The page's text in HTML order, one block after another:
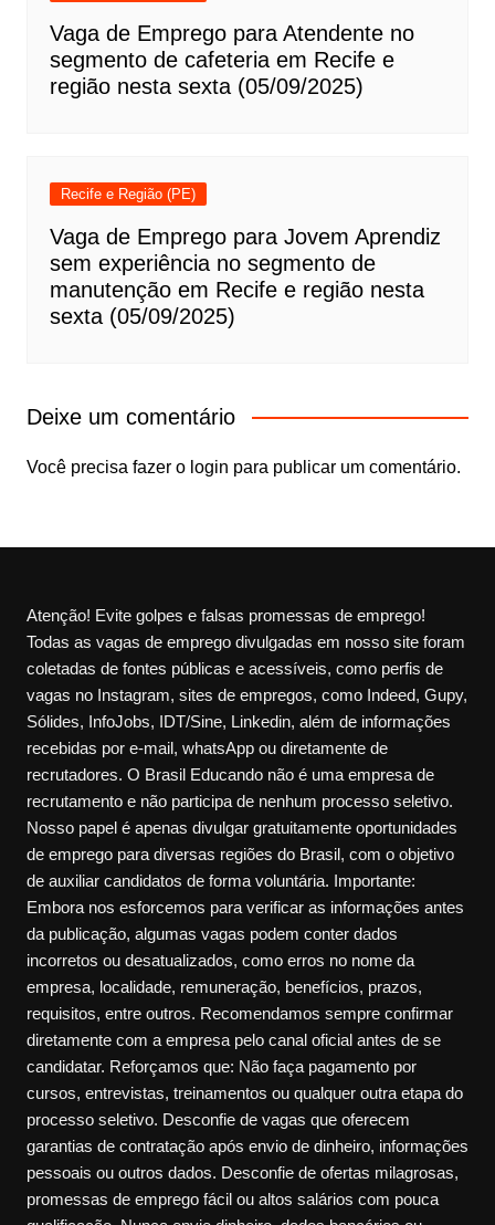
Vaga de Emprego para Atendente no
segmento de cafeteria em Recife e
região nesta sexta (05/09/2025)
Recife e Região (PE)
Vaga de Emprego para Jovem Aprendiz
sem experiência no segmento de
manutenção em Recife e região nesta
sexta (05/09/2025)
Deixe um comentário
Você precisa fazer o login para publicar um comentário.
Atenção! Evite golpes e falsas promessas de emprego!
Todas as vagas de emprego divulgadas em nosso site foram
coletadas de fontes públicas e acessíveis, como perfis de
vagas no Instagram, sites de empregos, como Indeed, Gupy,
Sólides, InfoJobs, IDT/Sine, Linkedin, além de informações
recebidas por e-mail, whatsApp ou diretamente de
recrutadores. O Brasil Educando não é uma empresa de
recrutamento e não participa de nenhum processo seletivo.
Nosso papel é apenas divulgar gratuitamente oportunidades
de emprego para diversas regiões do Brasil, com o objetivo
de auxiliar candidatos de forma voluntária. Importante:
Embora nos esforcemos para verificar as informações antes
da publicação, algumas vagas podem conter dados
incorretos ou desatualizados, como erros no nome da
empresa, localidade, remuneração, benefícios, prazos,
requisitos, entre outros. Recomendamos sempre confirmar
diretamente com a empresa pelo canal oficial antes de se
candidatar. Reforçamos que: Não faça pagamento por
cursos, entrevistas, treinamentos ou qualquer outra etapa do
processo seletivo. Desconfie de vagas que oferecem
garantias de contratação após envio de dinheiro, informações
pessoais ou outros dados. Desconfie de ofertas milagrosas,
promessas de emprego fácil ou altos salários com pouca